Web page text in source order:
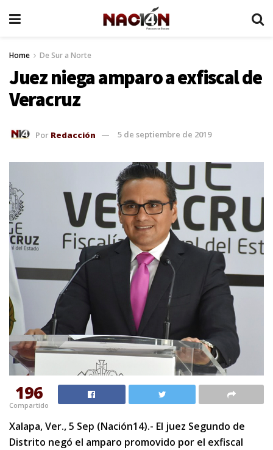
Home De Sur a Norte
Juez niega amparo a exfiscal de
Veracruz
Por Redacción 5 de septiembre de 2019
196
Compartido
Xalapa, Ver., 5 Sep (Nación14).- El juez Segundo de
Distrito negó el amparo promovido por el exfiscal